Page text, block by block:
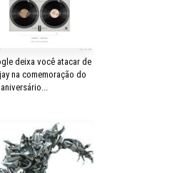
deixa você atacar de
na comemoração do